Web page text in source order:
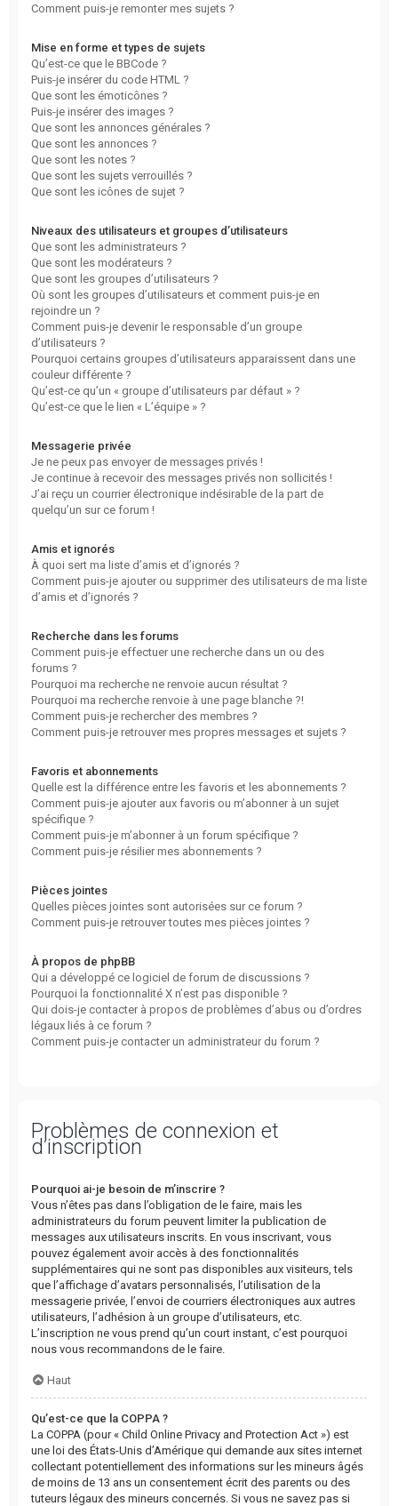
Comment puis-je remonter mes sujets ?
Mise en forme et types de sujets
Qu’est-ce que le BBCode ?
Puis-je insérer du code HTML ?
Que sont les émoticônes ?
Puis-je insérer des images ?
Que sont les annonces générales ?
Que sont les annonces ?
Que sont les notes ?
Que sont les sujets verrouillés ?
Que sont les icônes de sujet ?
Niveaux des utilisateurs et groupes d’utilisateurs
Que sont les administrateurs ?
Que sont les modérateurs ?
Que sont les groupes d’utilisateurs ?
Où sont les groupes d’utilisateurs et comment puis-je en
rejoindre un ?
Comment puis-je devenir le responsable d’un groupe
d’utilisateurs ?
Pourquoi certains groupes d’utilisateurs apparaissent dans une
couleur différente ?
Qu’est-ce qu’un « groupe d’utilisateurs par défaut » ?
Qu’est-ce que le lien « L’équipe » ?
Messagerie privée
Je ne peux pas envoyer de messages privés !
Je continue à recevoir des messages privés non sollicités !
J’ai reçu un courrier électronique indésirable de la part de
quelqu’un sur ce forum !
Amis et ignorés
À quoi sert ma liste d’amis et d’ignorés ?
Comment puis-je ajouter ou supprimer des utilisateurs de ma liste
d’amis et d’ignorés ?
Recherche dans les forums
Comment puis-je effectuer une recherche dans un ou des
forums ?
Pourquoi ma recherche ne renvoie aucun résultat ?
Pourquoi ma recherche renvoie à une page blanche ?!
Comment puis-je rechercher des membres ?
Comment puis-je retrouver mes propres messages et sujets ?
Favoris et abonnements
Quelle est la différence entre les favoris et les abonnements ?
Comment puis-je ajouter aux favoris ou m’abonner à un sujet
spécifique ?
Comment puis-je m’abonner à un forum spécifique ?
Comment puis-je résilier mes abonnements ?
Pièces jointes
Quelles pièces jointes sont autorisées sur ce forum ?
Comment puis-je retrouver toutes mes pièces jointes ?
À propos de phpBB
Qui a développé ce logiciel de forum de discussions ?
Pourquoi la fonctionnalité X n’est pas disponible ?
Qui dois-je contacter à propos de problèmes d’abus ou d’ordres
légaux liés à ce forum ?
Comment puis-je contacter un administrateur du forum ?
Problèmes de connexion et
d’inscription
Pourquoi ai-je besoin de m’inscrire ?
Vous n’êtes pas dans l’obligation de le faire, mais les
administrateurs du forum peuvent limiter la publication de
messages aux utilisateurs inscrits. En vous inscrivant, vous
pouvez également avoir accès à des fonctionnalités
supplémentaires qui ne sont pas disponibles aux visiteurs, tels
que l’affichage d’avatars personnalisés, l’utilisation de la
messagerie privée, l’envoi de courriers électroniques aux autres
utilisateurs, l’adhésion à un groupe d’utilisateurs, etc.
L’inscription ne vous prend qu’un court instant, c’est pourquoi
nous vous recommandons de le faire.
Haut
Qu’est-ce que la COPPA ?
La COPPA (pour « Child Online Privacy and Protection Act ») est
une loi des États-Unis d’Amérique qui demande aux sites internet
collectant potentiellement des informations sur les mineurs âgés
de moins de 13 ans un consentement écrit des parents ou des
tuteurs légaux des mineurs concernés. Si vous ne savez pas si